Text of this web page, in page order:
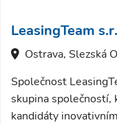
LeasingTeam
Ostrava, Slezská
Společnost
skupina
kandidáty